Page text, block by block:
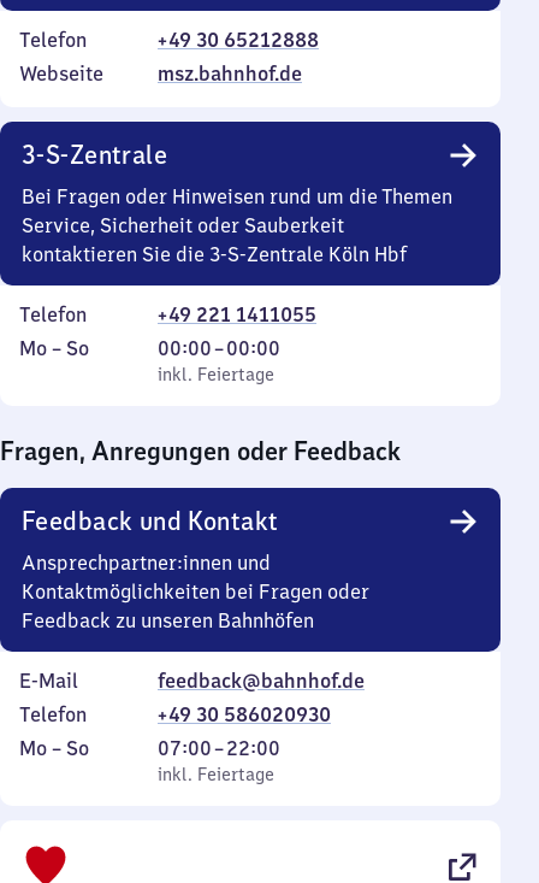
Telefon
+49 30 65212888
Webseite
msz.bahnhof.de
3-S-Zentrale
Bei Fragen oder Hinweisen rund um die Themen
Service, Sicherheit oder Sauberkeit
kontaktieren Sie die 3-S-Zentrale Köln Hbf
Telefon
+49 221 1411055
Montag
Mo – So,
inkl. Feiertage
00:00–00:00
Von
0
0
Uhr
inkl. Feiertage
Fragen, Anregungen oder Feedback
Feedback und Kontakt
Ansprechpartner:innen und
Kontaktmöglichkeiten bei Fragen oder
Feedback zu unseren Bahnhöfen
E-Mail
feedback@bahnhof.de
Telefon
+49 30 586020930
Montag
Mo – So,
inkl. Feiertage
07:00–22:00
Von
7
inkl. Feiertage